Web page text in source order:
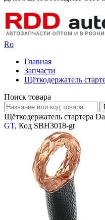
Ro
Главная
Запчасти
Щёткодержатель
Поиск товара
Щёткодержатель стартера
GT, Код SBH3018-gt